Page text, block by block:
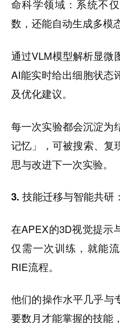
命科学领域：系统不
数，还能自动生成多模
通过VLM模型解析显微
AI能实时给出细胞状态
及优化建议。
每一次实验都会沉淀为
记忆」，可被搜索、复
思与改进下一次实验。
3. 技能迁移与智能共研
在APEX的3D视觉提示
仅需一次训练，就能
RIE流程。
他们的操作水平几乎
要数月才能掌握的技能